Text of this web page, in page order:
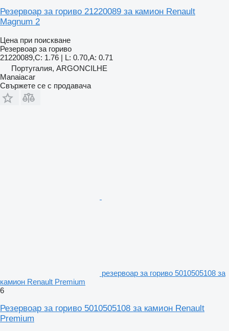
Резервоар за гориво 21220089 за камион Renault
Magnum 2
Цена при поискване
Резервоар за гориво
21220089,C: 1.76 | L: 0.70,A: 0.71
Португалия, ARGONCILHE
Manaiacar
Свържете се с продавача
резервоар за гориво 5010505108 за
камион Renault Premium
6
Резервоар за гориво 5010505108 за камион Renault
Premium